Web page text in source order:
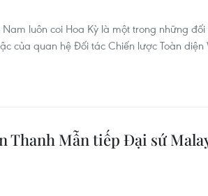
luôn coi Hoa Kỳ là một trong những
của quan hệ Đối tác Chiến lược Toàn diện
Thanh Mẫn tiếp Đại sứ